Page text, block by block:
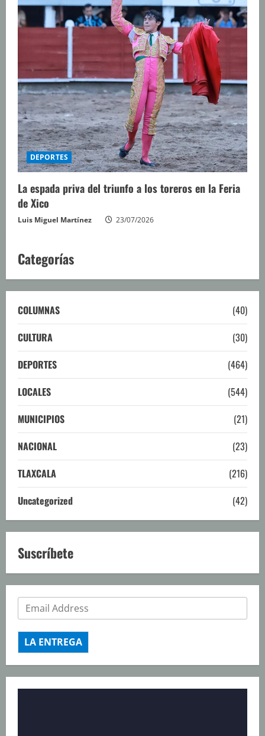
DEPORTES
La espada priva del triunfo a los toreros en la Feria
de Xico
Luis Miguel Martínez 23/07/2026
Categorías
COLUMNAS
(40)
CULTURA
(30)
DEPORTES
(464)
LOCALES
(544)
MUNICIPIOS
(21)
NACIONAL
(23)
TLAXCALA
(216)
Uncategorized
(42)
Suscríbete
LA ENTREGA